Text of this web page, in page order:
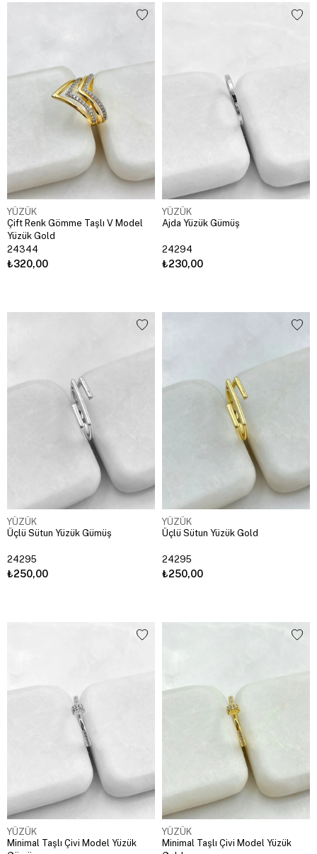
YÜZÜK
Çift Renk Gömme Taşlı V Model
Yüzük Gold
24344
₺320,00
YÜZÜK
Ajda Yüzük Gümüş
24294
₺230,00
YÜZÜK
Üçlü Sütun Yüzük Gümüş
24295
₺250,00
YÜZÜK
Üçlü Sütun Yüzük Gold
24295
₺250,00
YÜZÜK
Minimal Taşlı Çivi Model Yüzük
YÜZÜK
Minimal Taşlı Çivi Model Yüzük